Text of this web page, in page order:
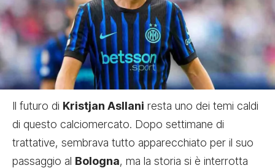
Il futuro di Kristjan Asllani resta uno dei temi caldi
di questo calciomercato. Dopo settimane di
trattative, sembrava tutto apparecchiato per il suo
passaggio al Bologna, ma la storia si è interrotta